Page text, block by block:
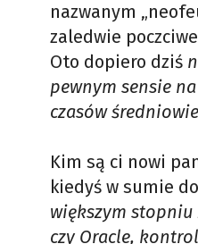
nazwanym
zaledwie
Oto dopiero dziś
pewnym sensie
czasów
Kim są ci nowi
kiedyś w sumie
większym
czy Oracle,